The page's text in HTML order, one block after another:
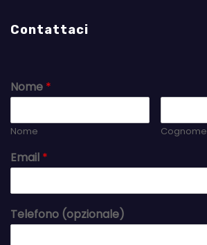
Contattaci
Nome *
Nome Cognome
Email *
Telefono (opzionale)